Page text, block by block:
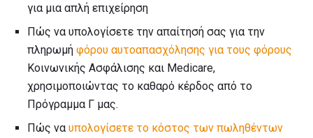
για μια απλή επιχείρηση
Πώς να υπολογίσετε την απαίτησή σας για την
πληρωμή φόρου αυτοαπασχόλησης για τους φόρους
Κοινωνικής Ασφάλισης και Medicare,
χρησιμοποιώντας το καθαρό κέρδος από το
Πρόγραμμα Γ μας.
Πώς να υπολογίσετε το κόστος των πωληθέντων